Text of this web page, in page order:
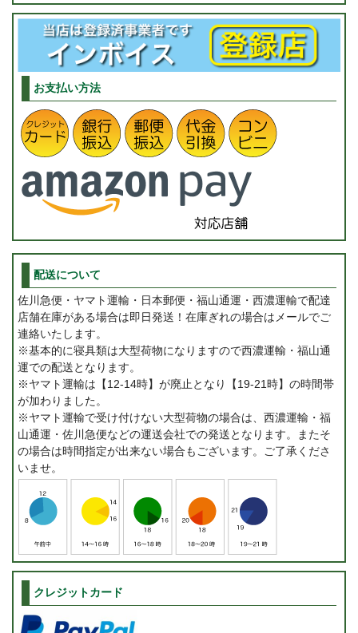
お支払い方法
配送について
佐川急便・ヤマト運輸・日本郵便・福山通運・西濃運輸で配達
店舗在庫がある場合は即日発送！在庫ぎれの場合はメールでご
連絡いたします。
※基本的に寝具類は大型荷物になりますので西濃運輸・福山通
運での配送となります。
※ヤマト運輸は【12-14時】が廃止となり【19-21時】の時間帯
が加わりました。
※ヤマト運輸で受け付けない大型荷物の場合は、西濃運輸・福
山通運・佐川急便などの運送会社での発送となります。またそ
の場合は時間指定が出来ない場合もございます。ご了承くださ
いませ。
クレジットカード